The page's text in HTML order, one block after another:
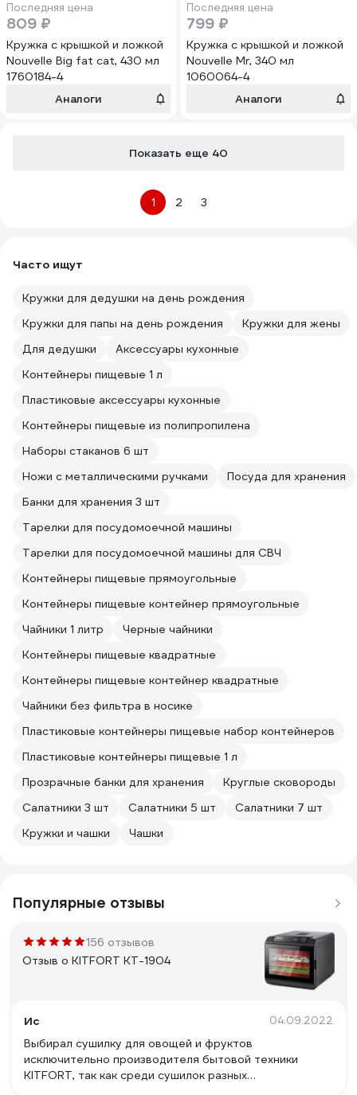
Последняя цена
809 ₽
Кружка с крышкой и ложкой
Nouvelle Big fat cat, 430 мл
1760184-4
Аналоги
Последняя цена
799 ₽
Кружка с крышкой и ложкой
Nouvelle Mr, 340 мл
1060064-4
Аналоги
Показать еще 40
1 2 3
Часто ищут
Кружки для дедушки на день рождения
Кружки для папы на день рождения
Кружки для жены
Для дедушки
Аксессуары кухонные
Контейнеры пищевые 1 л
Пластиковые аксессуары кухонные
Контейнеры пищевые из полипропилена
Наборы стаканов 6 шт
Ножи с металлическими ручками
Посуда для хранения
Банки для хранения 3 шт
Тарелки для посудомоечной машины
Тарелки для посудомоечной машины для СВЧ
Контейнеры пищевые прямоугольные
Контейнеры пищевые контейнер прямоугольные
Чайники 1 литр
Черные чайники
Контейнеры пищевые квадратные
Контейнеры пищевые контейнер квадратные
Чайники без фильтра в носике
Пластиковые контейнеры пищевые набор контейнеров
Пластиковые контейнеры пищевые 1 л
Прозрачные банки для хранения
Круглые сковороды
Салатники 3 шт
Салатники 5 шт
Салатники 7 шт
Кружки и чашки
Чашки
Популярные отзывы
156 отзывов
Отзыв о KITFORT KT-1904
Ис 04.09.2022
Выбирал сушилку для овощей и фруктов
исключительно производителя бытовой техники
KITFORT, так как среди сушилок разных